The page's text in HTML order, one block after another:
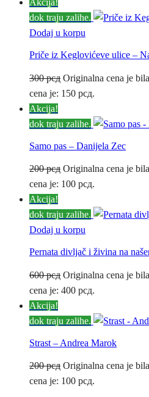
Akcija!
dok traju zalihe.
Dodaj u korpu
Priče iz Keglovićeve ulice –
300рсд Originalna cena je
cena je: 150 рсд.
Akcija!
dok traju zalihe.
Samo pas – Danijela Zec
200рсд Originalna cena je
cena je: 100 рсд.
Akcija!
dok traju zalihe.
Dodaj u korpu
Pernata divljač i živina na
600рсд Originalna cena je
cena je: 400 рсд.
Akcija!
dok traju zalihe.
Strast – Andrea Marok
200рсд Originalna cena je
cena je: 100 рсд.